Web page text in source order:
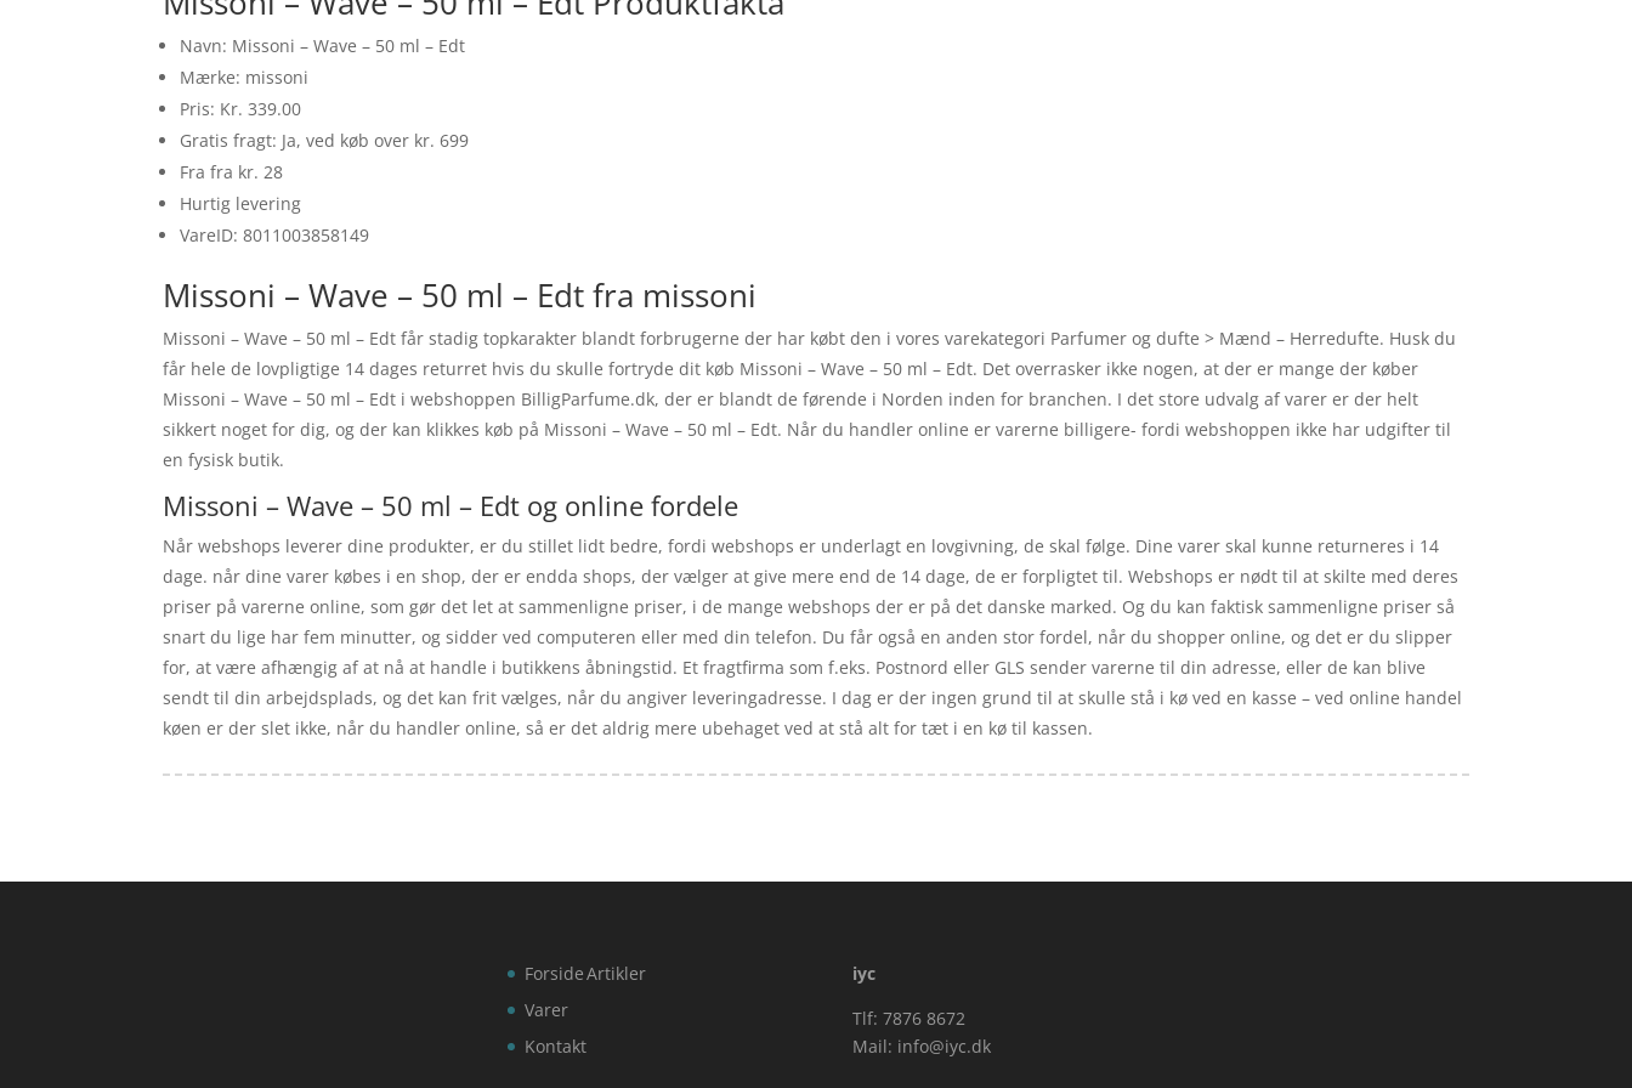
Navn: Missoni – Wave – 50 ml – Edt
Mærke: missoni
Pris: Kr. 339.00
Gratis fragt: Ja, ved køb over kr. 699
Fra fra kr. 28
Hurtig levering
VareID: 8011003858149
Missoni – Wave – 50 ml – Edt fra missoni
Missoni – Wave – 50 ml – Edt får stadig topkarakter blandt forbrugerne der har købt den i vores varekategori Parfumer og dufte > Mænd – Herredufte. Husk du
får hele de lovpligtige 14 dages returret hvis du skulle fortryde dit køb Missoni – Wave – 50 ml – Edt. Det overrasker ikke nogen, at der er mange der køber
Missoni – Wave – 50 ml – Edt i webshoppen BilligParfume.dk, der er blandt de førende i Norden inden for branchen. I det store udvalg af varer er der helt
sikkert noget for dig, og der kan klikkes køb på Missoni – Wave – 50 ml – Edt. Når du handler online er varerne billigere- fordi webshoppen ikke har udgifter til
en fysisk butik.
Missoni – Wave – 50 ml – Edt og online fordele
Når webshops leverer dine produkter, er du stillet lidt bedre, fordi webshops er underlagt en lovgivning, de skal følge. Dine varer skal kunne returneres i 14
dage. når dine varer købes i en shop, der er endda shops, der vælger at give mere end de 14 dage, de er forpligtet til. Webshops er nødt til at skilte med deres
priser på varerne online, som gør det let at sammenligne priser, i de mange webshops der er på det danske marked. Og du kan faktisk sammenligne priser så
snart du lige har fem minutter, og sidder ved computeren eller med din telefon. Du får også en anden stor fordel, når du shopper online, og det er du slipper
for, at være afhængig af at nå at handle i butikkens åbningstid. Et fragtfirma som f.eks. Postnord eller GLS sender varerne til din adresse, eller de kan blive
sendt til din arbejdsplads, og det kan frit vælges, når du angiver leveringadresse. I dag er der ingen grund til at skulle stå i kø ved en kasse – ved online handel
køen er der slet ikke, når du handler online, så er det aldrig mere ubehaget ved at stå alt for tæt i en kø til kassen.
Forside
Varer
Kontakt
Artikler
iyc
Tlf: 7876 8672
Mail: info@iyc.dk